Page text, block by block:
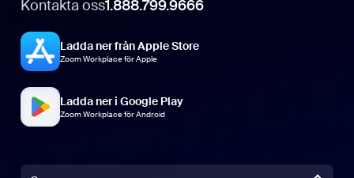
Kontakta oss1.888.799.9666
Ladda ner från Apple Store
Zoom Workplace för Apple
Ladda ner i Google Play
Zoom Workplace för Android